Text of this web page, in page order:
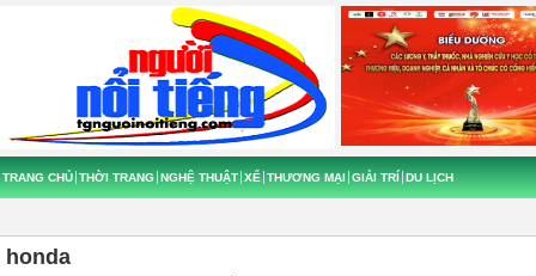
TRANG CHỦ THỜI TRANG NGHỆ THUẬT XẾ THƯƠNG MẠI GIẢI TRÍ DU LỊCH
honda